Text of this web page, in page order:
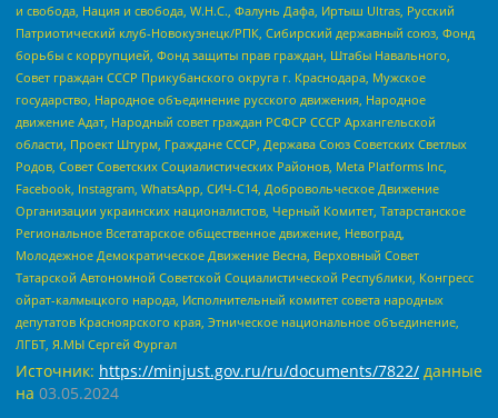
и свобода, Нация и свобода, W.H.С., Фалунь Дафа, Иртыш Ultras, Русский
Патриотический клуб-Новокузнецк/РПК, Сибирский державный союз, Фонд
борьбы с коррупцией, Фонд защиты прав граждан, Штабы Навального,
Совет граждан СССР Прикубанского округа г. Краснодара, Мужское
государство, Народное объединение русского движения, Народное
движение Адат, Народный совет граждан РСФСР СССР Архангельской
области, Проект Штурм, Граждане СССР, Держава Союз Советских Светлых
Родов, Совет Советских Социалистических Районов, Meta Platforms Inc,
Facebook, Instagram, WhatsApp, СИЧ-С14, Добровольческое Движение
Организации украинских националистов, Черный Комитет, Татарстанское
Региональное Всетатарское общественное движение, Невоград,
Молодежное Демократическое Движение Весна, Верховный Совет
Татарской Автономной Советской Социалистической Республики, Конгресс
ойрат-калмыцкого народа, Исполнительный комитет совета народных
депутатов Красноярского края, Этническое национальное объединение,
ЛГБТ, Я.МЫ Сергей Фургал
Источник: https://minjust.gov.ru/ru/documents/7822/ данные
на 03.05.2024